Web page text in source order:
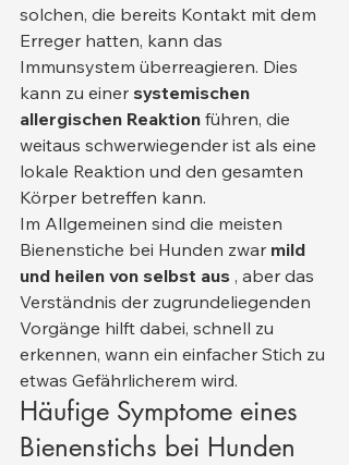
solchen, die bereits Kontakt mit dem
Erreger hatten, kann das
Immunsystem überreagieren. Dies
kann zu einer systemischen
allergischen Reaktion führen, die
weitaus schwerwiegender ist als eine
lokale Reaktion und den gesamten
Körper betreffen kann.
Im Allgemeinen sind die meisten
Bienenstiche bei Hunden zwar mild
und heilen von selbst aus , aber das
Verständnis der zugrundeliegenden
Vorgänge hilft dabei, schnell zu
erkennen, wann ein einfacher Stich zu
etwas Gefährlicherem wird.
Häufige Symptome eines
Bienenstichs bei Hunden